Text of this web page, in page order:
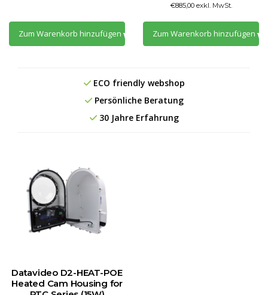
Zum Warenkorb hinzufügen
€885,00 exkl. MwSt.
Zum Warenkorb hinzufügen
ECO friendly webshop
Persönliche Beratung
30 Jahre Erfahrung
Datavideo D2-HEAT-POE
Heated Cam Housing for